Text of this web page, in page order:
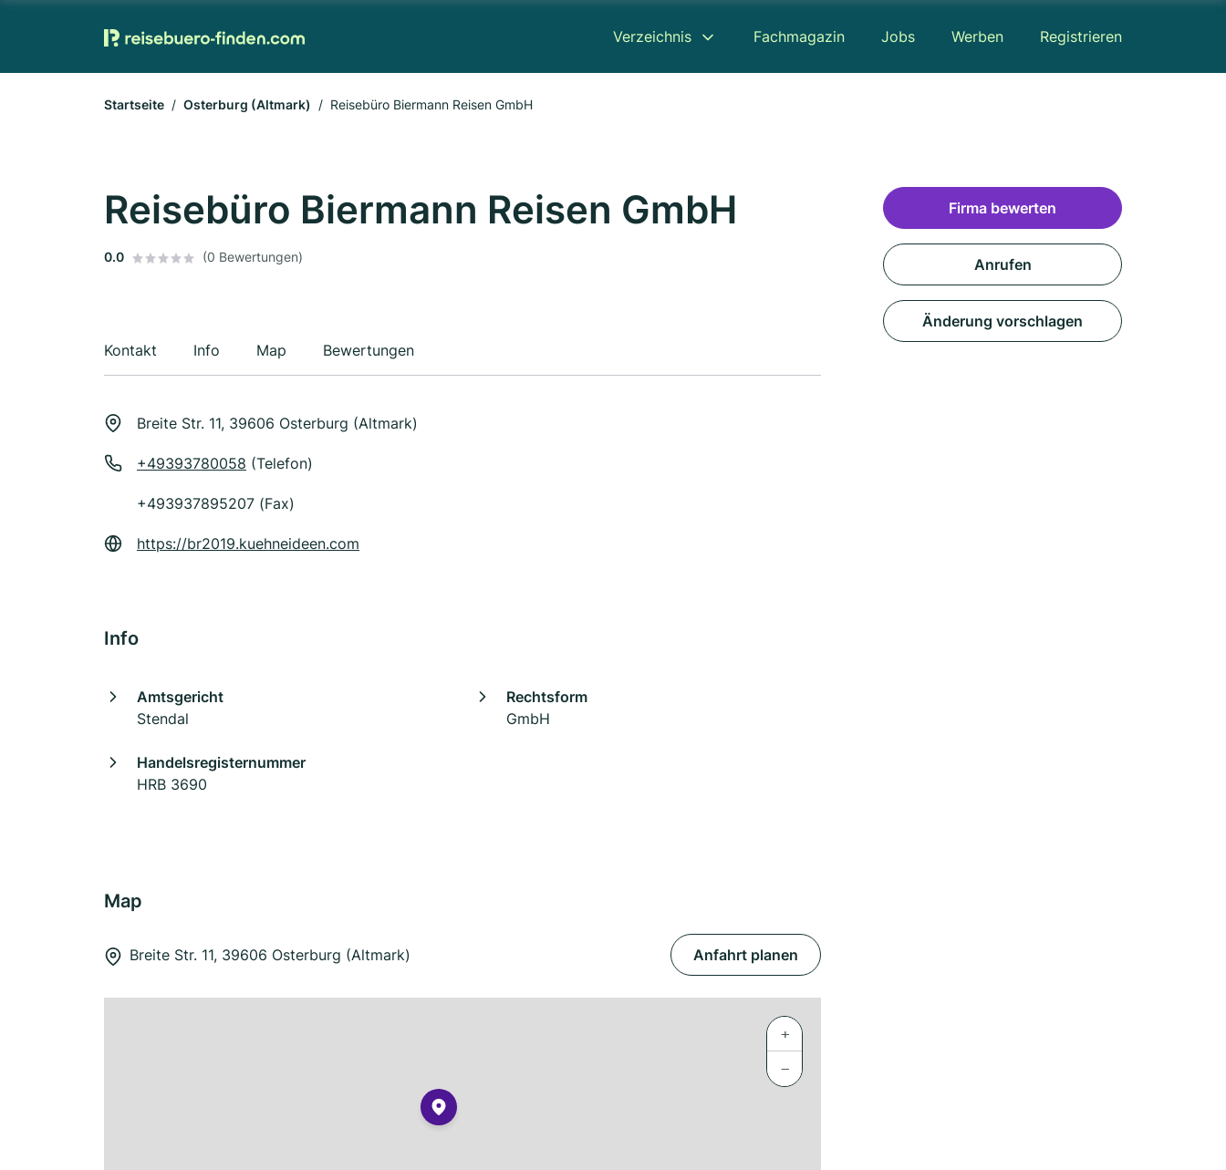
Verzeichnis Fachmagazin Jobs Werben Registrieren
Startseite Osterburg (Altmark) Reisebüro Biermann Reisen GmbH
Reisebüro Biermann Reisen GmbH
0.0 (0 Bewertungen)
Kontakt Info Map Bewertungen
Breite Str. 11, 39606 Osterburg (Altmark)
+49393780058 (Telefon)
+493937895207 (Fax)
https://br2019.kuehneideen.com
Info
Amtsgericht
Stendal
Rechtsform
GmbH
Handelsregisternummer
HRB 3690
Map
Breite Str. 11, 39606 Osterburg (Altmark) Anfahrt planen
+
−
Firma bewerten
Anrufen
Änderung vorschlagen